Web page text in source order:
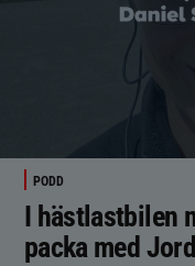
PODD
I hästlastbilen
packa med